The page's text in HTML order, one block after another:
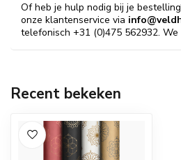
Of heb je hulp nodig bij je
onze klantenservice via
telefonisch +31 (0)475 562932.
Recent bekeken